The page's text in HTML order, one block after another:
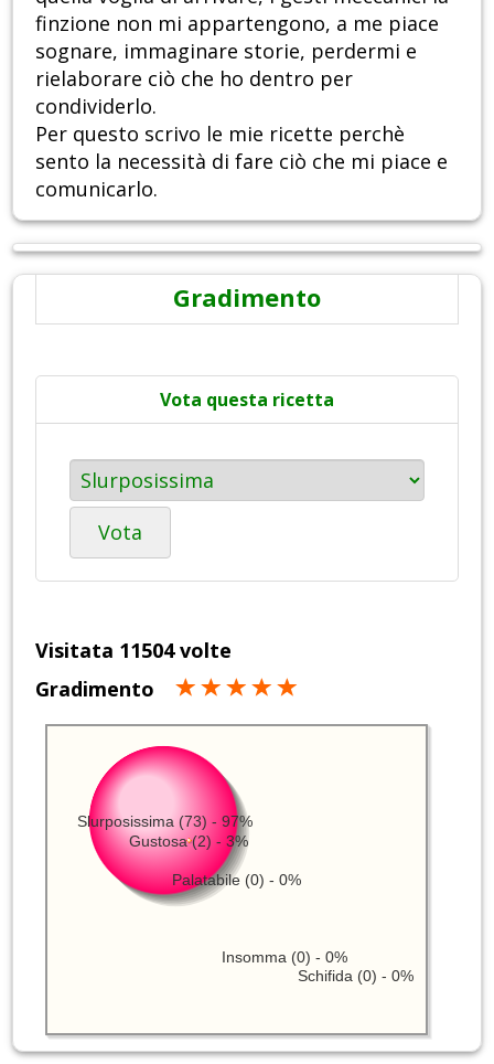
finzione non mi appartengono, a me piace
sognare, immaginare storie, perdermi e
rielaborare ciò che ho dentro per
condividerlo.
Per questo scrivo le mie ricette perchè
sento la necessità di fare ciò che mi piace e
comunicarlo.
Gradimento
Vota questa ricetta
Vota
Visitata 11504 volte
Gradimento
Slurposissima (73) - 97%
Gustosa (2) - 3%
Schifida (0) - 0%
Insomma (0) - 0%
Palatabile (0) - 0%